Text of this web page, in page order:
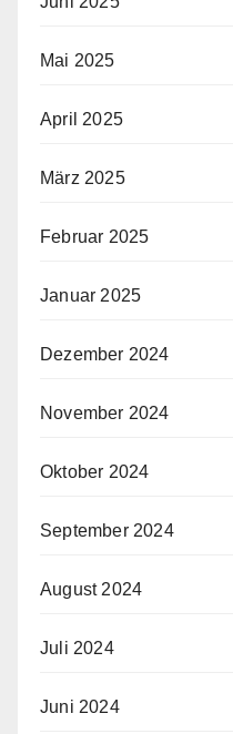
Mai 2025
April 2025
März 2025
Februar 2025
Januar 2025
Dezember 2024
November 2024
Oktober 2024
September 2024
August 2024
Juli 2024
Juni 2024